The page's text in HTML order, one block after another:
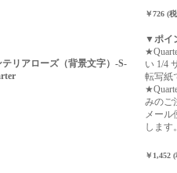
テリアローズ（背景文字）-S-
￥726 (
▼ポイ
い 1/4
転写紙
みのご
メール
します
￥1,452